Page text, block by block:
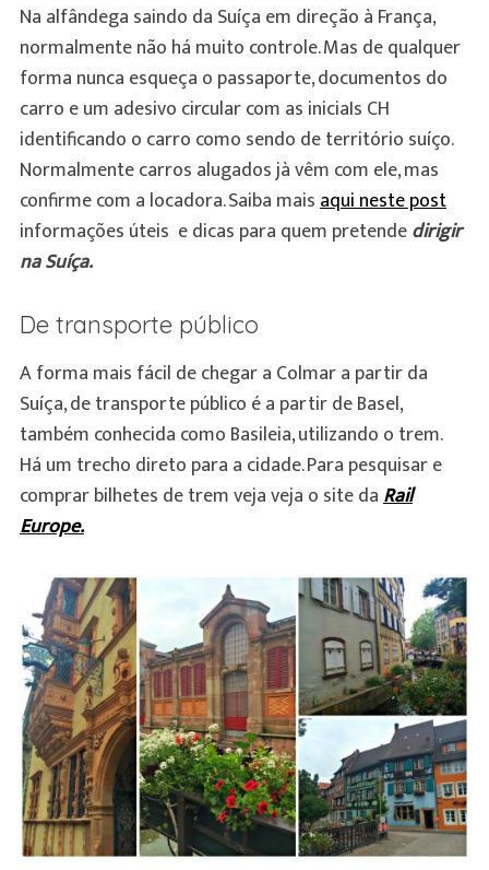
Na alfândega saindo da Suíça em direção à França,
normalmente não há muito controle. Mas de qualquer
forma nunca esqueça o passaporte, documentos do
carro e um adesivo circular com as iniciaIs CH
identificando o carro como sendo de território suíço.
Normalmente carros alugados jà vêm com ele, mas
confirme com a locadora. Saiba maisaqui neste post
informações úteis e dicas para quem pretendedirigir
na Suíça.
De transporte público
A forma mais fácil de chegar a Colmar a partir da
Suíça, de transporte público é a partir de Basel,
também conhecida como Basileia, utilizando o trem.
Há um trecho direto para a cidade. Para pesquisar e
comprar bilhetes de trem veja veja o site daRail
Europe.